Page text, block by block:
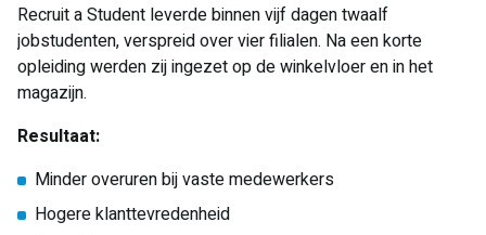
Recruit a Student leverde binnen vijf dagen twaalf
jobstudenten, verspreid over vier filialen. Na een korte
opleiding werden zij ingezet op de winkelvloer en in het
magazijn.
Resultaat:
Minder overuren bij vaste medewerkers
Hogere klanttevredenheid